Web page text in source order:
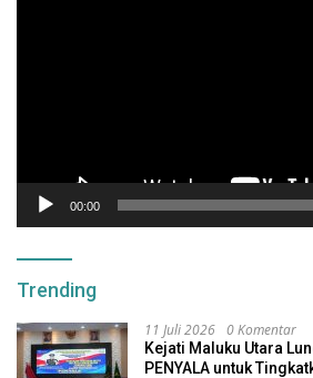
00:00
Trending
11 Juli 2026 0 Komentar
Kejati Maluku Utara
PENYALA untuk